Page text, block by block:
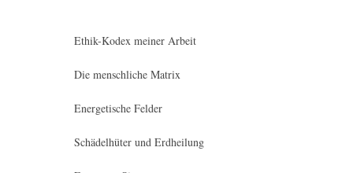
Ethik-Kodex meiner Arbeit
Die menschliche Matrix
Energetische Felder
Schädelhüter und Erdheilung